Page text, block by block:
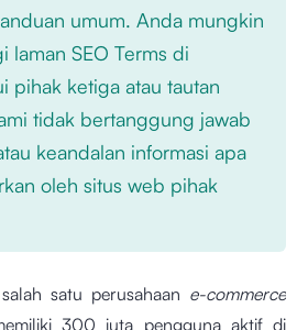
umum. Anda mungkin
laman SEO Terms di
pihak ketiga atau tautan
tidak bertanggung jawab
keandalan informasi apa
oleh situs web pihak
satu perusahaan e-commerce
300 juta pengguna aktif di